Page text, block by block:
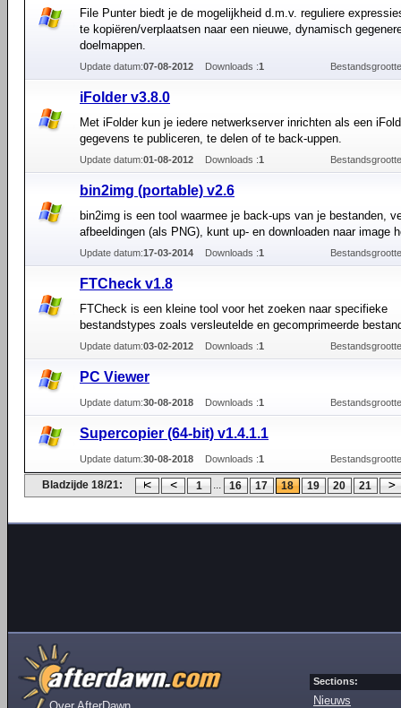
File Punter biedt je de mogelijkheid d.m.v. reguliere
te kopiëren/verplaatsen naar een nieuwe, dynamisch
doelmappen.
Update datum:07-08-2012 Downloads :1
iFolder v3.8.0
Met iFolder kun je iedere netwerkserver inrichten als een
gegevens te publiceren, te delen of te back-uppen.
Update datum:01-08-2012 Downloads :1
bin2img (portable) v2.6
bin2img is een tool waarmee je back-ups van je bestanden,
afbeeldingen (als PNG), kunt up- en downloaden naar image
Update datum:17-03-2014 Downloads :1
FTCheck v1.8
FTCheck is een kleine tool voor het zoeken naar specifieke
bestandstypes zoals versleutelde en gecomprimeerde
Update datum:03-02-2012 Downloads :1
PC Viewer
Update datum:30-08-2018 Downloads :1
Supercopier (64-bit) v1.4.1.1
Update datum:30-08-2018 Downloads :1
Bladzijde 18/21: 1 ... 16 17 18 19 20 21
Sections:
Nieuws